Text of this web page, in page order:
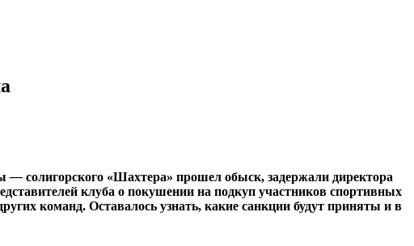
— солигорского «Шахтера» прошел обыск, задержали директора
клуба о покушении на подкуп участников спортивных
команд. Оставалось узнать, какие санкции будут приняты и в